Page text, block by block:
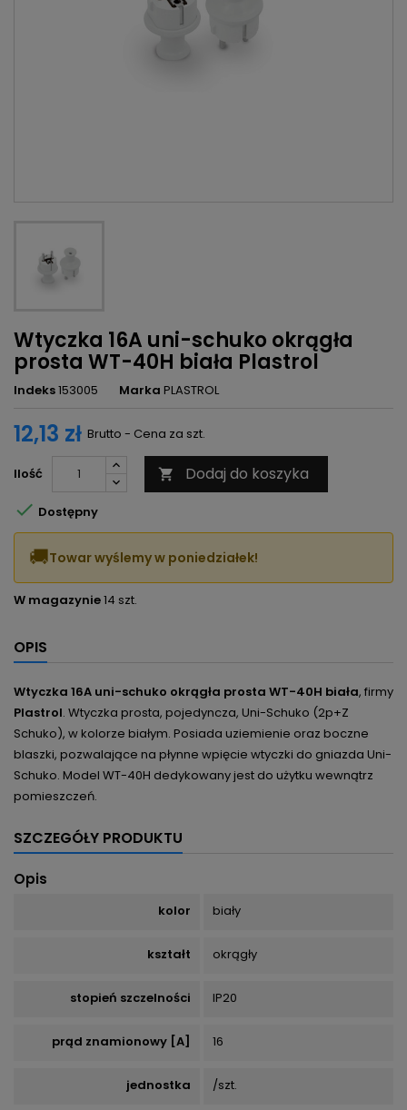
Wtyczka 16A uni-schuko okrągła
prosta WT-40H biała Plastrol
Indeks153005 Marka PLASTROL
12,13 zł Brutto - Cena za szt.
Ilość  Dodaj do koszyka
 Dostępny
🚚Towar wyślemy w poniedziałek!
W magazynie14 szt.
OPIS
Wtyczka 16A uni-schuko okrągła prosta WT-40H biała, firmy
Plastrol. Wtyczka prosta, pojedyncza, Uni-Schuko (2p+Z
Schuko), w kolorze białym. Posiada uziemienie oraz boczne
blaszki, pozwalające na płynne wpięcie wtyczki do gniazda Uni-
Schuko. Model WT-40H dedykowany jest do użytku wewnątrz
pomieszczeń.
SZCZEGÓŁY PRODUKTU
Opis
kolor biały
kształt okrągły
stopień szczelności IP20
prąd znamionowy [A] 16
jednostka /szt.